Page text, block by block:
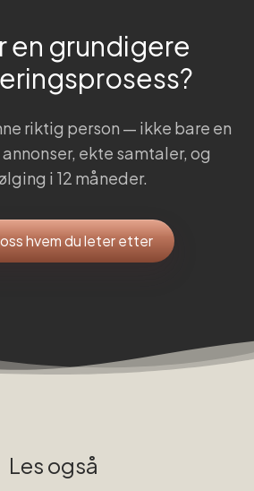
en grundigere
riktig person — ikke bare en
ekte samtaler, og
i 12 måneder.
hvem du leter etter
Les også